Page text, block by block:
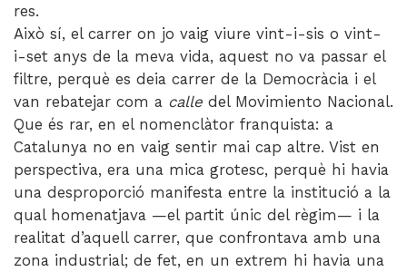
res.
Això sí, el carrer on jo vaig viure vint-i-sis o vint-
i-set anys de la meva vida, aquest no va passar el
filtre, perquè es deia carrer de la Democràcia i el
van rebatejar com a calle del Movimiento Nacional.
Que és rar, en el nomenclàtor franquista: a
Catalunya no en vaig sentir mai cap altre. Vist en
perspectiva, era una mica grotesc, perquè hi havia
una desproporció manifesta entre la institució a la
qual homenatjava —el partit únic del règim— i la
realitat d’aquell carrer, que confrontava amb una
zona industrial; de fet, en un extrem hi havia una